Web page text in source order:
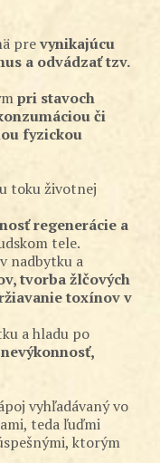
prevynikajúcu
a odvádzať tzv.
pri stavoch
či
fyzickou
toku životnej
regenerácie a
tele.
nadbytku a
tvorba žlčových
toxínov v
a hladu po
vyhľadávaný vo
teda ľuďmi
ktorým